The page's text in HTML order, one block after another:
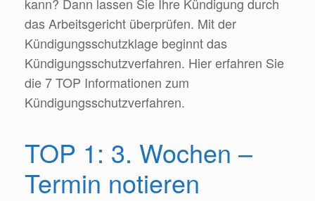
das Arbeitsgericht überprüfen. Mit der
Kündigungsschutzklage beginnt das
Kündigungsschutzverfahren. Hier erfahren Sie
die 7 TOP Informationen zum
Kündigungsschutzverfahren.
TOP 1: 3. Wochen –
Termin notieren